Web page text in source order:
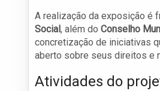
A realização da exposição é
Social , além do Conselho
concretização de iniciativas
aberto sobre seus direitos e
Atividades do